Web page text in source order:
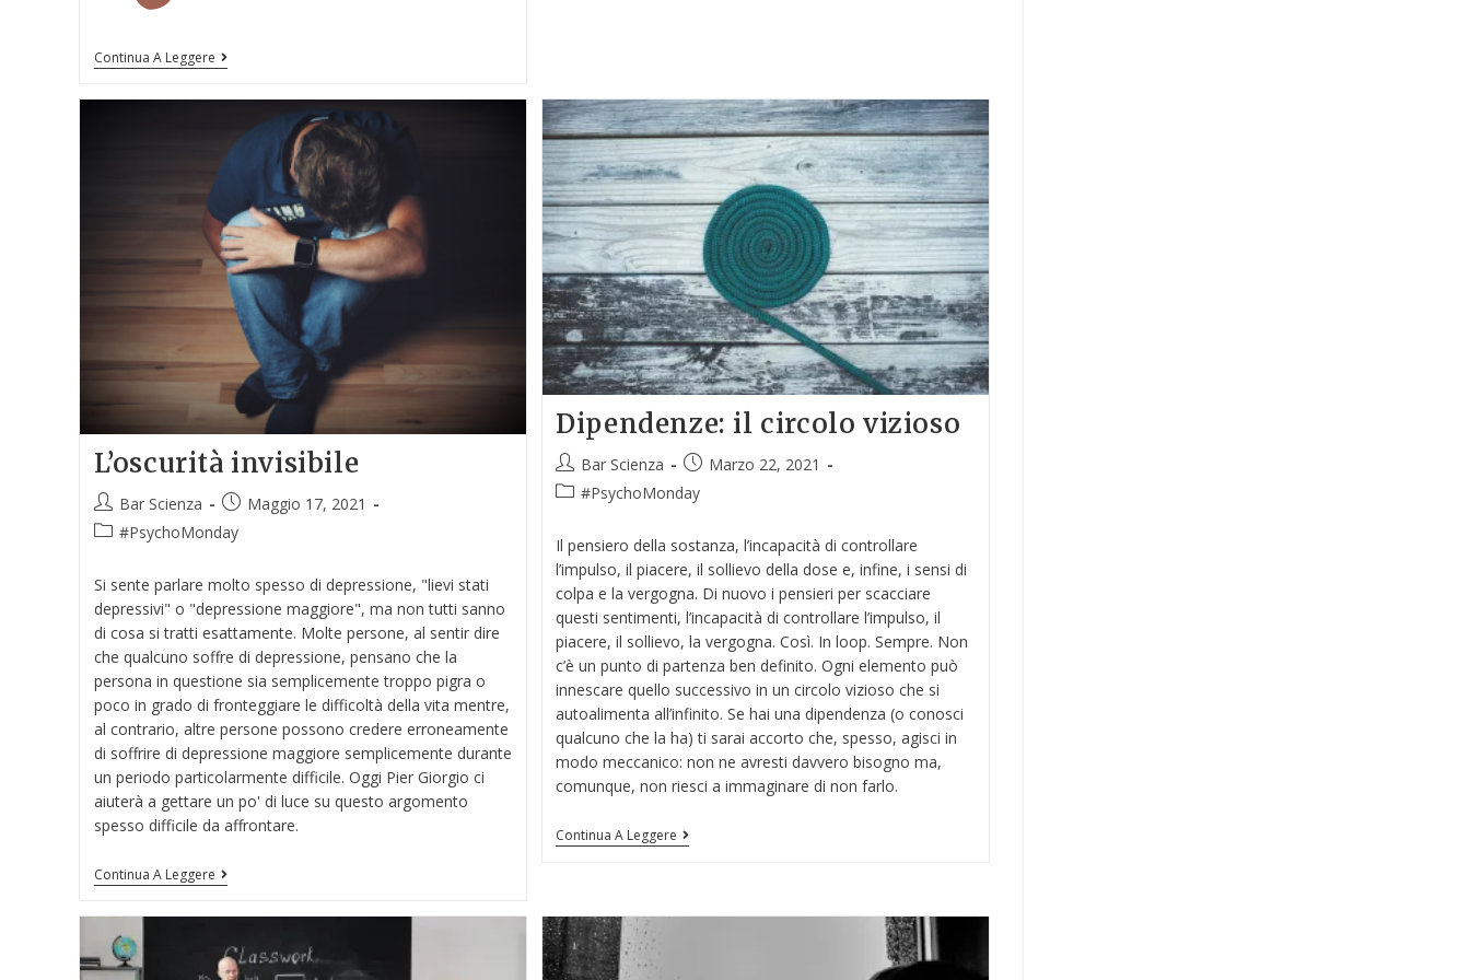
Continua A Leggere
L’oscurità invisibile
Bar Scienza
Maggio 17, 2021
#PsychoMonday
Si sente parlare molto spesso di depressione, "lievi stati
depressivi" o "depressione maggiore", ma non tutti sanno
di cosa si tratti esattamente. Molte persone, al sentir dire
che qualcuno soffre di depressione, pensano che la
persona in questione sia semplicemente troppo pigra o
poco in grado di fronteggiare le difficoltà della vita mentre,
al contrario, altre persone possono credere erroneamente
di soffrire di depressione maggiore semplicemente durante
un periodo particolarmente difficile. Oggi Pier Giorgio ci
aiuterà a gettare un po' di luce su questo argomento
spesso difficile da affrontare.
Continua A Leggere
Dipendenze: il circolo vizioso
Bar Scienza
Marzo 22, 2021
#PsychoMonday
Il pensiero della sostanza, l’incapacità di controllare
l’impulso, il piacere, il sollievo della dose e, infine, i sensi di
colpa e la vergogna. Di nuovo i pensieri per scacciare
questi sentimenti, l’incapacità di controllare l’impulso, il
piacere, il sollievo, la vergogna. Così. In loop. Sempre. Non
c’è un punto di partenza ben definito. Ogni elemento può
innescare quello successivo in un circolo vizioso che si
autoalimenta all’infinito. Se hai una dipendenza (o conosci
qualcuno che la ha) ti sarai accorto che, spesso, agisci in
modo meccanico: non ne avresti davvero bisogno ma,
comunque, non riesci a immaginare di non farlo.
Continua A Leggere